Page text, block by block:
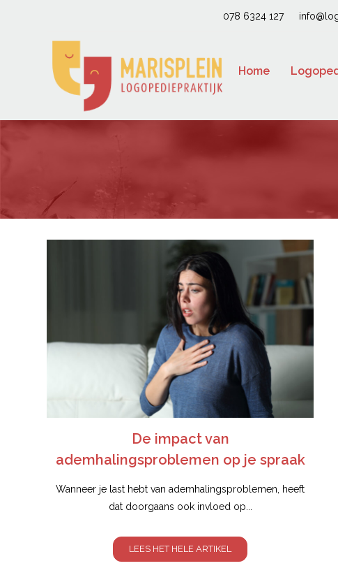
078 6324 127
Home
De impact van
ademhalingsproblemen op je spraak
Wanneer je last hebt van ademhalingsproblemen, heeft
dat doorgaans ook invloed op...
LEES HET HELE ARTIKEL